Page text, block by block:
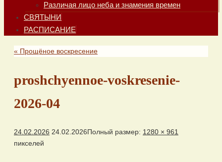
Различая лицо неба и знамения времен
СВЯТЫНИ
РАСПИСАНИЕ
« Прощёное воскресение
proshchyennoe-voskresenie-
2026-04
24.02.2026 24.02.2026Полный размер: 1280 × 961
пикселей